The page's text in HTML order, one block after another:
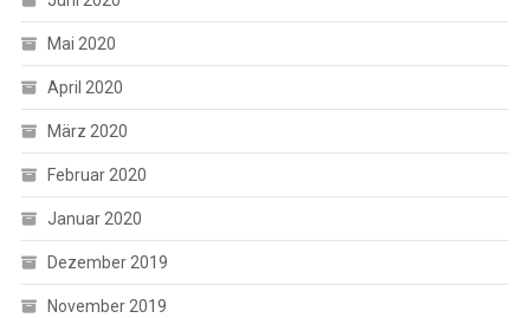
Mai 2020
April 2020
März 2020
Februar 2020
Januar 2020
Dezember 2019
November 2019